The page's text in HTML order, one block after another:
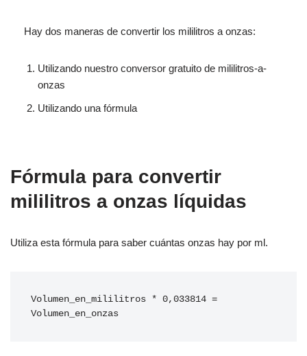
Hay dos maneras de convertir los mililitros a onzas:
Utilizando nuestro conversor gratuito de mililitros-a-
onzas
Utilizando una fórmula
Fórmula para convertir
mililitros a onzas líquidas
Utiliza esta fórmula para saber cuántas onzas hay por ml.
Volumen_en_mililitros * 0,033814 =
Volumen_en_onzas